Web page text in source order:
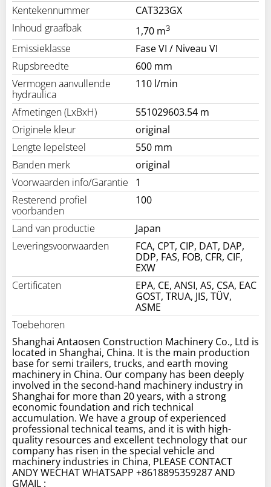
Kentekennummer
CAT323GX
Inhoud graafbak
1,70 m3
Emissieklasse
Fase VI / Niveau VI
Rupsbreedte
600 mm
Vermogen aanvullende
hydraulica
110 l/min
Afmetingen (LxBxH)
551029603.54 m
Originele kleur
original
Lengte lepelsteel
550 mm
Banden merk
original
Voorwaarden info/Garantie
1
Resterend profiel
voorbanden
100
Land van productie
Japan
Leveringsvoorwaarden
FCA, CPT, CIP, DAT, DAP,
DDP, FAS, FOB, CFR, CIF,
EXW
Certificaten
EPA, CE, ANSI, AS, CSA, EAC
GOST, TRUA, JIS, TÜV,
ASME
Toebehoren
Shanghai Antaosen Construction Machinery Co., Ltd is
located in Shanghai, China. It is the main production
base for semi trailers, trucks, and earth moving
machinery in China. Our company has been deeply
involved in the second-hand machinery industry in
Shanghai for more than 20 years, with a strong
economic foundation and rich technical
accumulation. We have a group of experienced
professional technical teams, and it is with high-
quality resources and excellent technology that our
company has risen in the special vehicle and
machinery industries in China, PLEASE CONTACT
ANDY WECHAT WHATSAPP +8618895359287 AND
GMAIL :